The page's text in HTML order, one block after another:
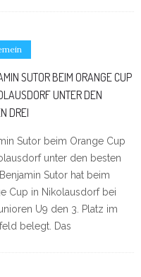
SUTOR BEIM ORANGE CUP
UNTER DEN
DREI
Sutor beim Orange Cup
unter den besten
Sutor hat beim
Cup in Nikolausdorf bei
U9 den 3. Platz im
belegt. Das